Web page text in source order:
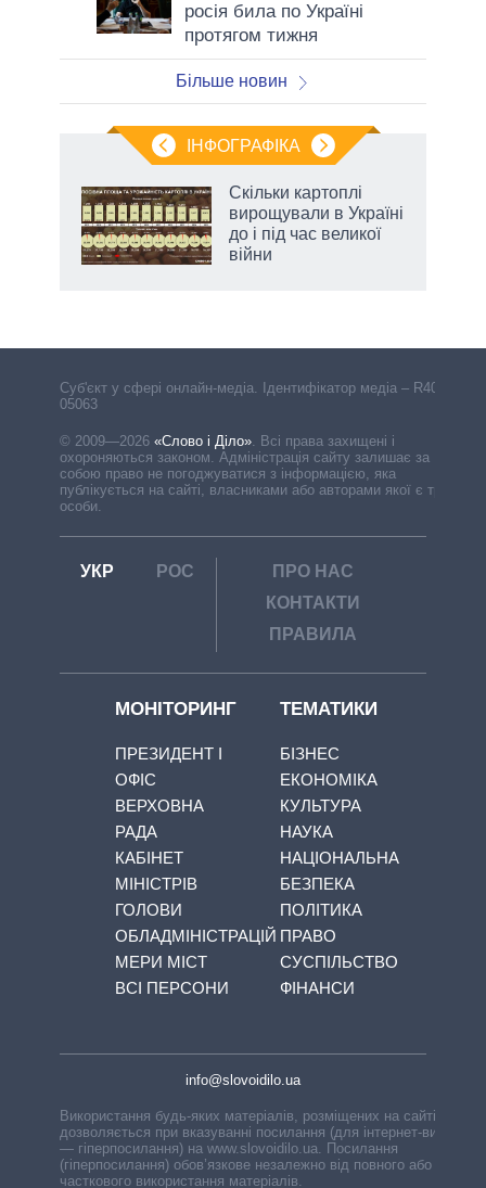
росія била по Україні
протягом тижня
Більше новин
ІНФОГРАФІКА
Скільки картоплі
вирощували в Україні
до і під час великої
війни
Cуб'єкт у сфері онлайн-медіа. Ідентифікатор медіа – R40-
05063
© 2009—2026 «Слово і Діло». Всі права захищені і
охороняються законом. Адміністрація сайту залишає за
собою право не погоджуватися з інформацією, яка
публікується на сайті, власниками або авторами якої є треті
особи.
УКР РОС
ПРО НАС
КОНТАКТИ
ПРАВИЛА
МОНІТОРИНГ
ПРЕЗИДЕНТ І
ОФІС
ВЕРХОВНА
РАДА
КАБІНЕТ
МІНІСТРІВ
ГОЛОВИ
ОБЛАДМІНІСТРАЦІЙ
МЕРИ МІСТ
ВСІ ПЕРСОНИ
ТЕМАТИКИ
БІЗНЕС
ЕКОНОМІКА
КУЛЬТУРА
НАУКА
НАЦІОНАЛЬНА
БЕЗПЕКА
ПОЛІТИКА
ПРАВО
СУСПІЛЬСТВО
ФІНАНСИ
info@slovoidilo.ua
Використання будь-яких матеріалів, розміщених на сайті,
дозволяється при вказуванні посилання (для інтернет-видань
— гіперпосилання) на www.slovoidilo.ua. Посилання
(гіперпосилання) обов’язкове незалежно від повного або
часткового використання матеріалів.